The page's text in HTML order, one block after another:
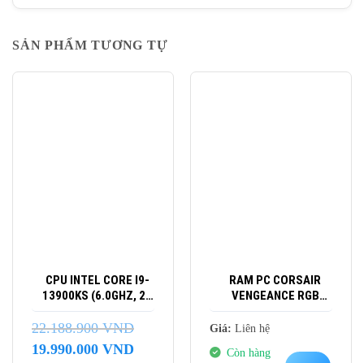
SẢN PHẨM TƯƠNG TỰ
CPU INTEL CORE I9-
13900KS (6.0GHZ, 24
NHÂN 32 LUỒNG, 68M
CACHE)
22.188.900VND
Giá
19.990.000 VNDGiá
RAM PC CORSAIR
VENGEANCE RGB
128GB (2X64GB)
DDR5 6400MHZ
Giá: Liên hệ
Còn hàng